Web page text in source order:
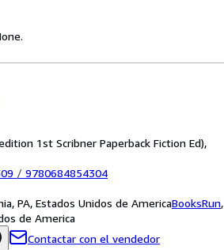
1st Scribner Paperback Fiction Ed),
/ 9780684854304
PA, Estados Unidos de AmericaBooksRun,
de America
Contactar con el vendedor